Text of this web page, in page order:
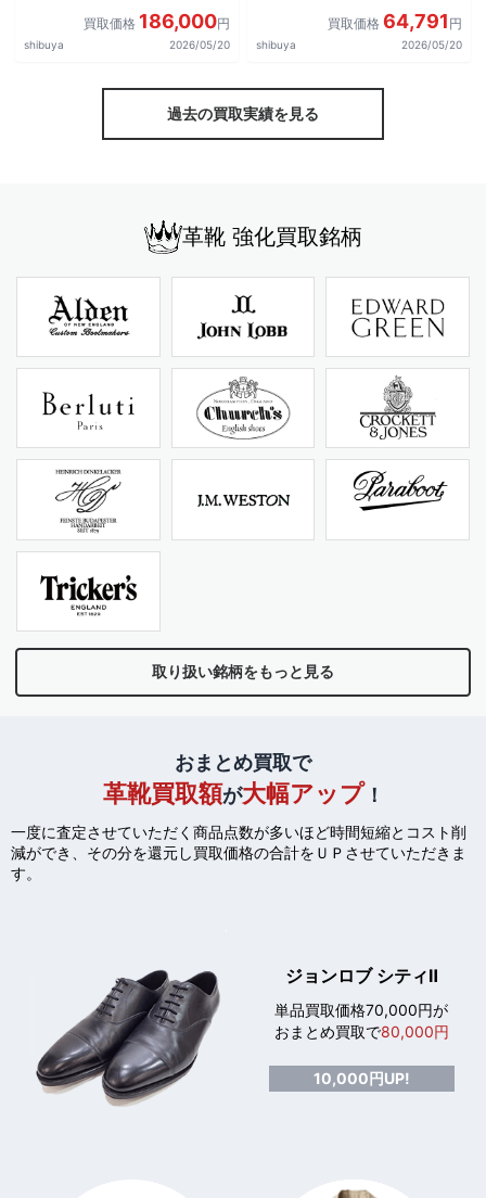
買取価格 186,000円
shibuya 2026/05/20
買取価格 64,791 円
shibuya 2026/05/20
過去の買取実績を見る
革靴 強化買取銘柄
取り扱い銘柄をもっと見る
おまとめ買取で
革靴買取額が大幅アップ！
一度に査定させていただく商品点数が多いほど時間短縮とコスト削
減ができ、 その分を還元し買取価格の合計をＵＰさせていただきま
す。
ジョンロブ シティⅡ
単品買取価格70,000円が
おまとめ買取で80,000円
10,000円UP!